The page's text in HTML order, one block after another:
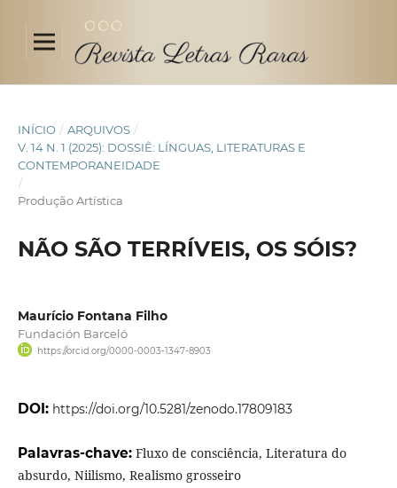
INÍCIO / ARQUIVOS /
V. 14 N. 1 (2025): DOSSIÊ: LÍNGUAS, LITERATURAS E
CONTEMPORANEIDADE
/
Produção Artística
NÃO SÃO TERRÍVEIS, OS SÓIS?
Maurício Fontana Filho
Fundación Barceló
https://orcid.org/0000-0003-1347-8903
DOI: https://doi.org/10.5281/zenodo.17809183
Palavras-chave: Fluxo de consciência, Literatura do
absurdo, Niilismo, Realismo grosseiro